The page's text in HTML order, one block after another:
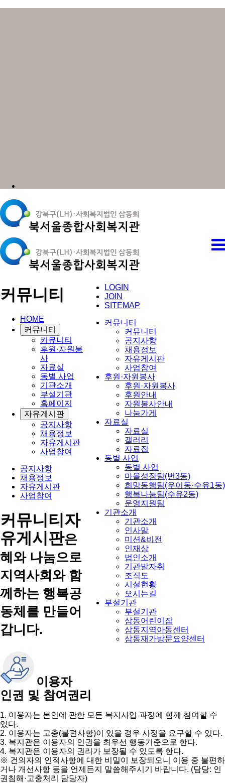
LOGIN
JOIN
SITEMAP
커뮤니티
커뮤니티
공지사항
채용정보
자유게시판
사업참여
후원·자원봉사
후원·자원봉사
후원안내
자원봉사안내
나눔가게
자료실
자료실
갤러리
자료집
동별 사업
동별 사업
마을성장팀(번3동)
희망동행팀(우이동·수유1동)
행복나눔팀(수유2동)
운영지원팀
기관소개
기관소개
인사말
미션&비전
인재상
법인소개
기관발자취
조직도
시설현황
오시는길
부설기관
부설기관
삼동어린이집
삼동지역아동센터
삼동재가방문요양센터
커뮤니티
HOME
커뮤니티
커뮤니티
후원·자원봉
사
자료실
동별 사업
기관소개
부설기관
홈페이지
자유게시판
공지사항
채용정보
자유게시판
사업참여
공지사항
채용정보
자유게시판
사업참여
커뮤니티자
유게시판은
혜와 나눔으로
지역사회와 함
께하는 행복공
동체를 만들어
갑니다.
이용자
인권 및 참여권리
1. 이용자는 본인에 관한 모든 복지사업 과정에 함께 참여할 수
있다.
2. 이용자는 고충(불편사항)이 있을 경우 시정을 요구할 수 있다.
3. 복지관은 이용자의 인권을 최우선 행동기준으로 한다.
4. 복지관은 이용자의 권리가 보장될 수 있도록 한다.
※ 건의자의 인적사항에 대한 비밀이 보장되오니 이용 중 불편하
거나 개선사항 등을 언제든지 말씀해주시기 바랍니다. (담당: 인
권침해·고충처리 담당자)